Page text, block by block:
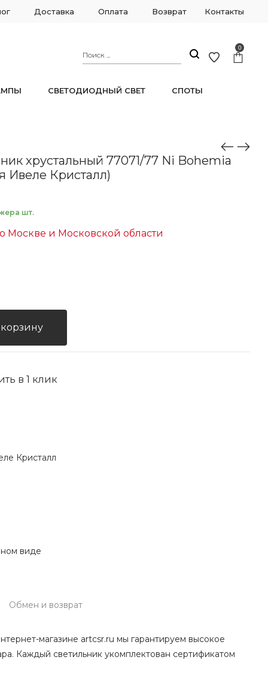
Доставка Оплата Возврат Контакты
0
СВЕТОДИОДНЫЙ СВЕТ СПОТЫ
хрустальный 77071/77 Ni Bohemia
Ивеле Кристалл)
шт.
Москве и Московской области
в 1 клик
Кристалл
виде
Обмен и возврат
магазине artcsr.ru мы гарантируем высокое
Каждый светильник укомплектован сертификатом